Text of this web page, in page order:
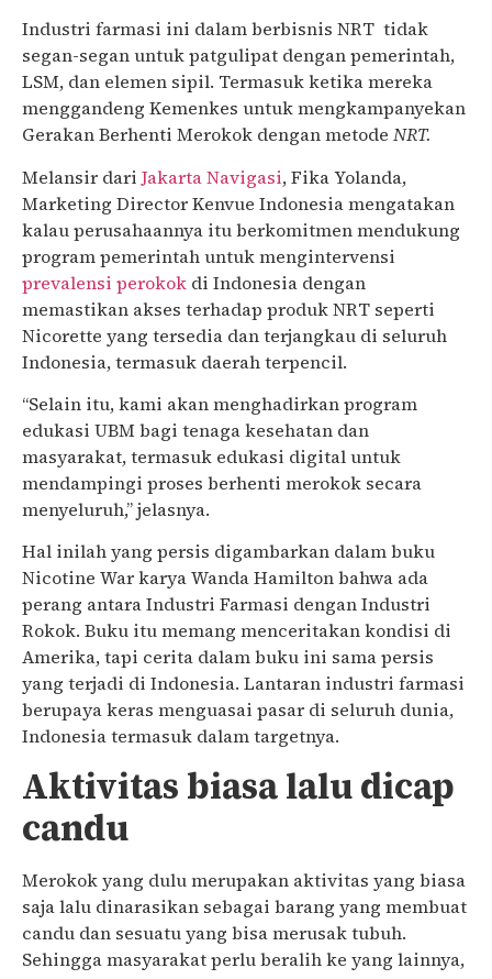
Industri farmasi ini dalam berbisnis NRT tidak
segan-segan untuk patgulipat dengan pemerintah,
LSM, dan elemen sipil. Termasuk ketika mereka
menggandeng Kemenkes untuk mengkampanyekan
Gerakan Berhenti Merokok dengan metode NRT.
Melansir dari Jakarta Navigasi, Fika Yolanda,
Marketing Director Kenvue Indonesia mengatakan
kalau perusahaannya itu berkomitmen mendukung
program pemerintah untuk mengintervensi
prevalensi perokok di Indonesia dengan
memastikan akses terhadap produk NRT seperti
Nicorette yang tersedia dan terjangkau di seluruh
Indonesia, termasuk daerah terpencil.
“Selain itu, kami akan menghadirkan program
edukasi UBM bagi tenaga kesehatan dan
masyarakat, termasuk edukasi digital untuk
mendampingi proses berhenti merokok secara
menyeluruh,” jelasnya.
Hal inilah yang persis digambarkan dalam buku
Nicotine War karya Wanda Hamilton bahwa ada
perang antara Industri Farmasi dengan Industri
Rokok. Buku itu memang menceritakan kondisi di
Amerika, tapi cerita dalam buku ini sama persis
yang terjadi di Indonesia. Lantaran industri farmasi
berupaya keras menguasai pasar di seluruh dunia,
Indonesia termasuk dalam targetnya.
Aktivitas biasa lalu dicap
candu
Merokok yang dulu merupakan aktivitas yang biasa
saja lalu dinarasikan sebagai barang yang membuat
candu dan sesuatu yang bisa merusak tubuh.
Sehingga masyarakat perlu beralih ke yang lainnya,